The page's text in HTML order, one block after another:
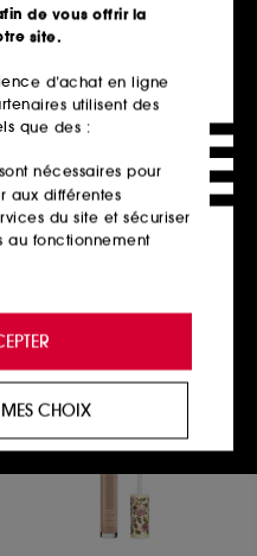
LE MINI MACARON
Top Coat
17
14,90€
de vous offrir la
site.
d’achat en ligne
utilisent des
que des :
nécessaires pour
aux différentes
du site et sécuriser
au fonctionnement
être désactivés.
enrichie et
des
contenus qui
adaptées à
et publicité :
du contenu susceptible
y compris sur des
MES CHOIX